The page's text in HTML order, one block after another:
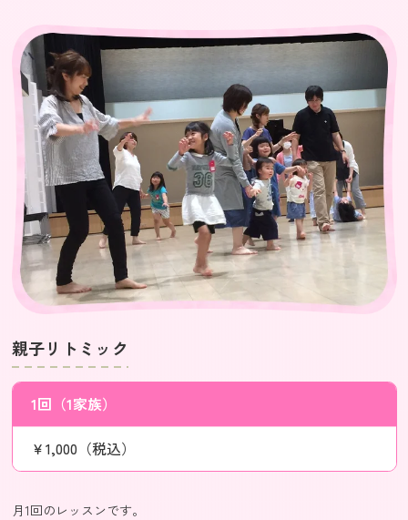
親子リトミック
1回（1家族）
￥1,000（税込）
月1回のレッスンです。